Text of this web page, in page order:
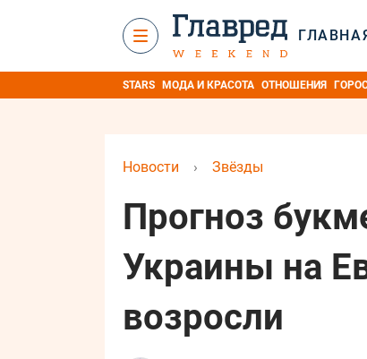
STARS МОДА И КРАСОТА ОТНОШЕНИЯ
Новости › Звёзды
Прогноз
Украины на
возросли